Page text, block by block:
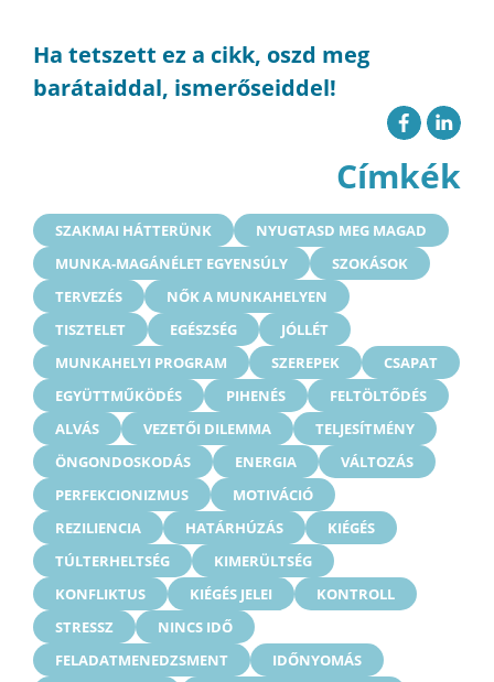
Ha tetszett ez a cikk, oszd meg
barátaiddal, ismerőseiddel!
Címkék
SZAKMAI HÁTTERÜNK
NYUGTASD MEG MAGAD
MUNKA-MAGÁNÉLET EGYENSÚLY
SZOKÁSOK
TERVEZÉS
NŐK A MUNKAHELYEN
TISZTELET
EGÉSZSÉG
JÓLLÉT
MUNKAHELYI PROGRAM
SZEREPEK
CSAPAT
EGYÜTTMŰKÖDÉS
PIHENÉS
FELTÖLTŐDÉS
ALVÁS
VEZETŐI DILEMMA
TELJESÍTMÉNY
ÖNGONDOSKODÁS
ENERGIA
VÁLTOZÁS
PERFEKCIONIZMUS
MOTIVÁCIÓ
REZILIENCIA
HATÁRHÚZÁS
KIÉGÉS
TÚLTERHELTSÉG
KIMERÜLTSÉG
KONFLIKTUS
KIÉGÉS JELEI
KONTROLL
STRESSZ
NINCS IDŐ
FELADATMENEDZSMENT
IDŐNYOMÁS